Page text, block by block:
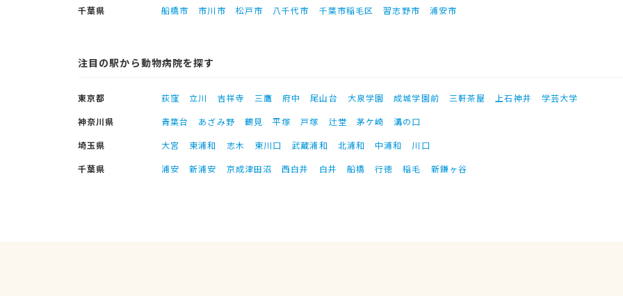
千葉県
船橋市 市川市 松戸市 八千代市 千葉市稲毛区 習志野市 浦安市
注目の駅から動物病院を探す
東京都 荻窪 立川 吉祥寺 三鷹 府中 尾山台 大泉学園 成城学園前 三軒茶屋 上石神井
学芸大学
神奈川県
青葉台 あざみ野 鶴見 平塚 戸塚 辻堂 茅ケ崎
溝の口
埼玉県
大宮 東浦和 志木 東川口 武蔵浦和 北浦和 中浦和
川口
千葉県
浦安 新浦安 京成津田沼 西白井 白井 船橋 行徳 稲毛 新鎌ヶ谷